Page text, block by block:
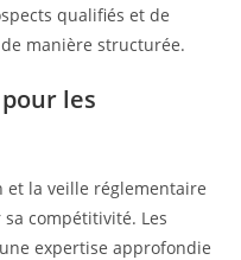
qualifiés et de
manière structurée.
les
et la veille réglementaire
compétitivité. Les
expertise approfondie